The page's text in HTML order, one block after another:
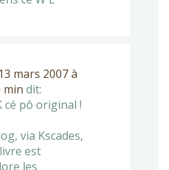
13 mars 2007 à
min dit:
cé pô original !
via Kscades,
est
les